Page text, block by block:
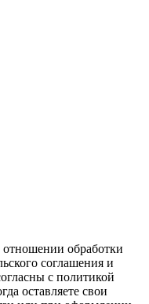
обработки
соглашения и
с политикой
оставляете свои